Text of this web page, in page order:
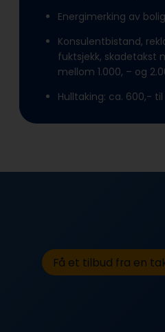
Energimerking av
Konsulentbistand,
fuktsjekk, skadetakst
mellom 1.000, – og
Hulltaking: ca. 600,- til
Få et tilbud fra en